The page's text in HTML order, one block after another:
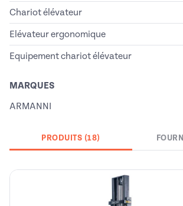
Chariot élévateur
Elévateur ergonomique
Equipement chariot élévateur
MARQUES
ARMANNI
PRODUITS (18)